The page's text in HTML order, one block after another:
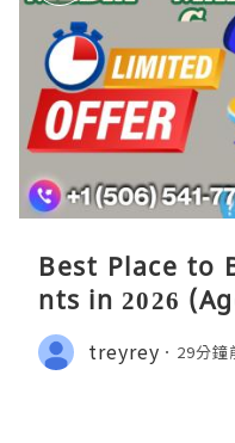
Best Place to
nts in 2026
treyrey 29分鐘